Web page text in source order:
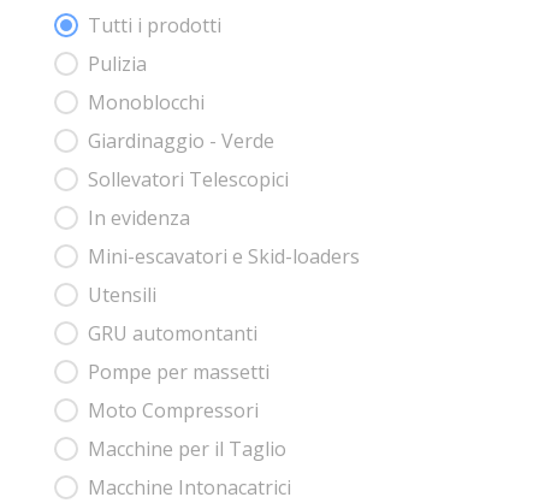
categorie prodotti-radio
Tutti i prodotti
Pulizia
Monoblocchi
Giardinaggio - Verde
Sollevatori Telescopici
In evidenza
Mini-escavatori e Skid-loaders
Utensili
GRU automontanti
Pompe per massetti
Moto Compressori
Macchine per il Taglio
Macchine Intonacatrici